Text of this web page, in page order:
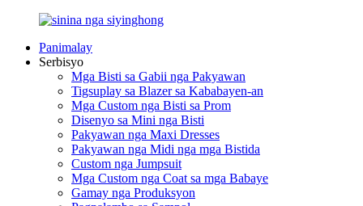
Panimalay
Serbisyo
Mga Bisti sa Gabii nga Pakyawan
Tigsuplay sa Blazer sa Kababayen-an
Mga Custom nga Bisti sa Prom
Disenyo sa Mini nga Bisti
Pakyawan nga Maxi Dresses
Pakyawan nga Midi nga mga Bistida
Custom nga Jumpsuit
Mga Custom nga Coat sa mga Babaye
Gamay nga Produksyon